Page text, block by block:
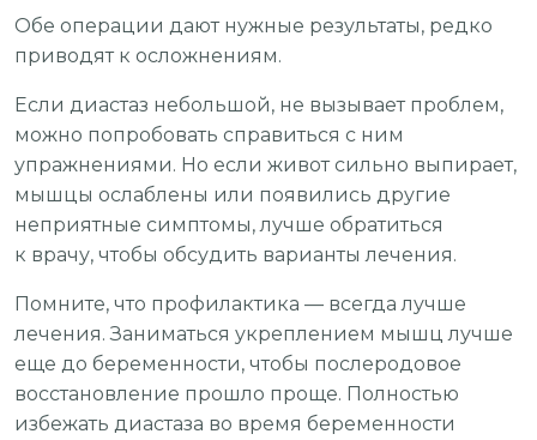
Обе операции дают нужные результаты, редко
приводят к осложнениям.
Если диастаз небольшой, не вызывает проблем,
можно попробовать справиться с ним
упражнениями. Но если живот сильно выпирает,
мышцы ослаблены или появились другие
неприятные симптомы, лучше обратиться
к врачу, чтобы обсудить варианты лечения.
Помните, что профилактика — всегда лучше
лечения. Заниматься укреплением мышц лучше
еще до беременности, чтобы послеродовое
восстановление прошло проще. Полностью
избежать диастаза во время беременности